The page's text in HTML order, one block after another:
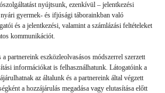
nyújtsunk, ezenkívül – jelentkezési
gyermek- és ifjúsági táborainkban való
és a jelentkezési, valamint a számlázási feltételeket
kommunikációt.
partnereink eszközleolvasásos módszerrel szerzett
információkat is felhasználhatunk. Látogatóink a
az általunk és a partnereink által végzett
a hozzájárulás megadása vagy elutasítása előtt
lennél!